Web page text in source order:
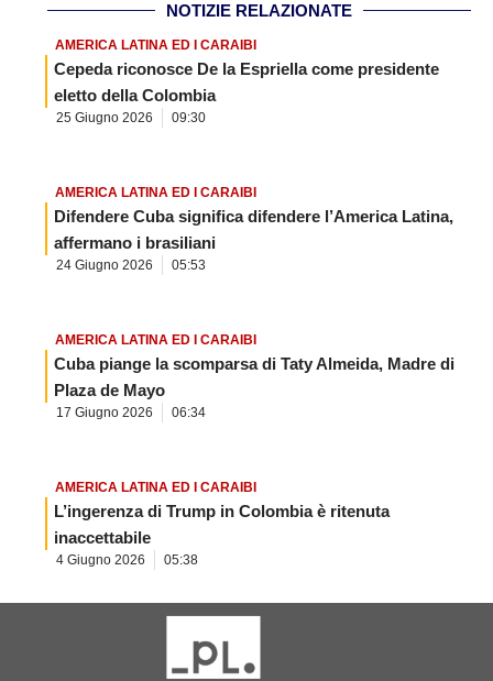
NOTIZIE RELAZIONATE
AMERICA LATINA ED I CARAIBI
Cepeda riconosce De la Espriella come presidente
eletto della Colombia
25 Giugno 2026 09:30
AMERICA LATINA ED I CARAIBI
Difendere Cuba significa difendere l’America Latina,
affermano i brasiliani
24 Giugno 2026 05:53
AMERICA LATINA ED I CARAIBI
Cuba piange la scomparsa di Taty Almeida, Madre di
Plaza de Mayo
17 Giugno 2026 06:34
AMERICA LATINA ED I CARAIBI
L’ingerenza di Trump in Colombia è ritenuta
inaccettabile
4 Giugno 2026 05:38